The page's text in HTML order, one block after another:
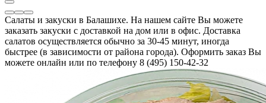
Салаты и закуски в Балашихе. На нашем сайте Вы можете
заказать закуски с доставкой на дом или в офис. Доставка
салатов осуществляется обычно за 30-45 минут, иногда
быстрее (в зависимости от района города). Оформить заказ Вы
можете онлайн или по телефону 8 (495) 150-42-32